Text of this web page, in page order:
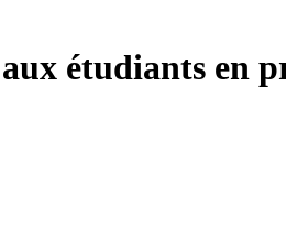
étudiants en